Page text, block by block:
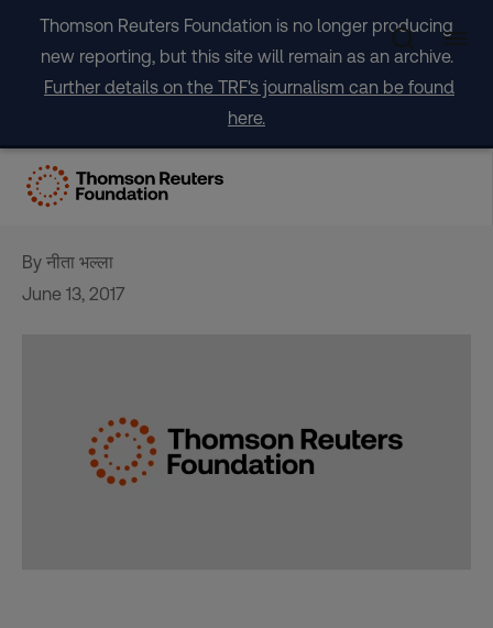
content
Thomson Reuters Foundation is no longer producing
new reporting, but this site will remain as an archive.
Further details on the TRF's journalism can be found
here.
भारत बाल दासता समाप्त् करने की
वैश्विक संधियों के प्रति कृतसंकल्प्
By नीता भल्ला
June 13, 2017